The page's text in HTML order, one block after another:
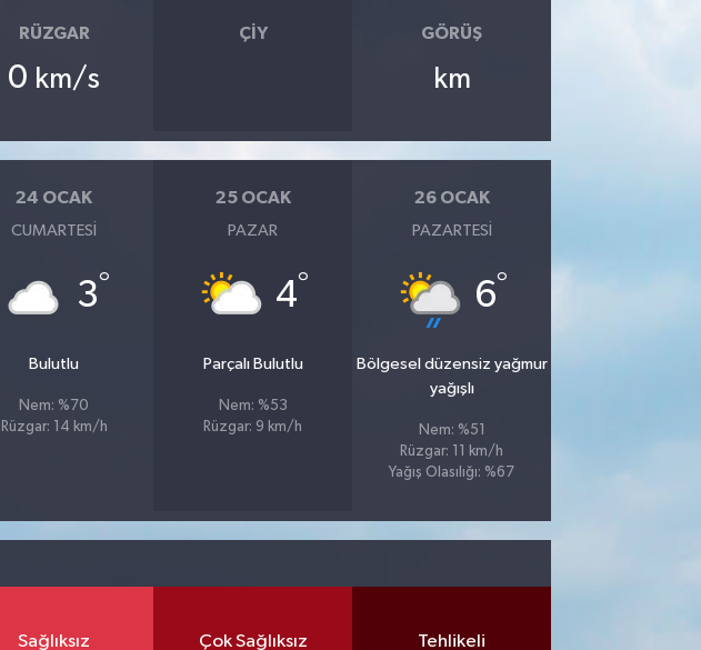
RÜZGAR
0 km/s
ÇIY GÖRÜŞ
km
24 OCAK
CUMARTESI
3°
Bulutlu
Nem: %70
Rüzgar: 14 km/h
25 OCAK
PAZAR
4°
Parçalı Bulutlu
Nem: %53
Rüzgar: 9 km/h
26 OCAK
PAZARTESI
6°
Bölgesel düzensiz yağmur
yağışlı
Nem: %51
Rüzgar: 11 km/h
Yağış Olasılığı: %67
Sağlıksız Çok Sağlıksız Tehlikeli